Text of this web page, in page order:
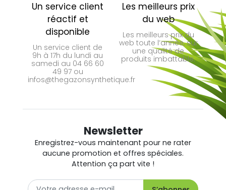
Un service client
réactif et
disponible
Un service client de
9h à 17h du lundi au
samedi au 04 66 60
49 97 ou
infos@thegazonsynthetique.fr
Les meilleurs prix
du web
Les meilleurs prix du
web toute l’année, sur
une qualité de
produits imbattable.
Newsletter
Enregistrez-vous maintenant pour ne rater
aucune promotion et offres spéciales.
Attention ça part vite !